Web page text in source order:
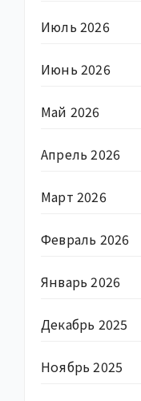
Июль 2026
Июнь 2026
Май 2026
Апрель 2026
Март 2026
Февраль 2026
Январь 2026
Декабрь 2025
Ноябрь 2025